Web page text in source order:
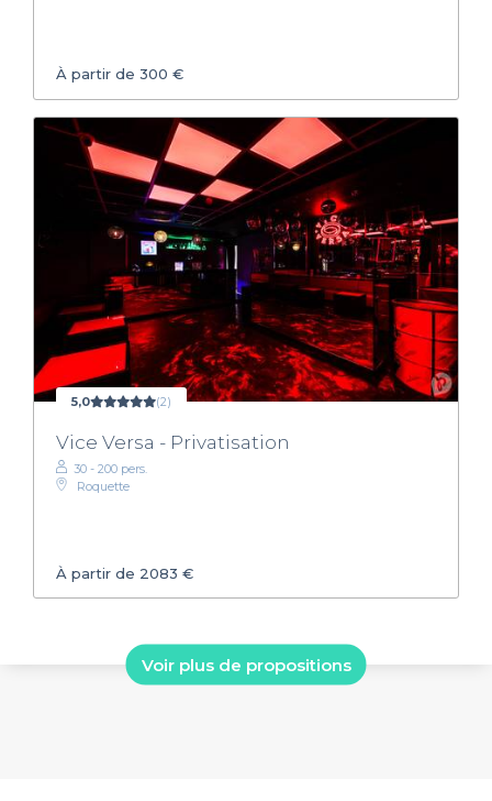
À partir de 300 €
5,0 (2)
Vice Versa - Privatisation
30 - 200 pers.
Roquette
À partir de 2083 €
Voir plus de propositions